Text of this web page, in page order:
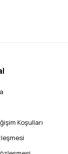
Koşulları